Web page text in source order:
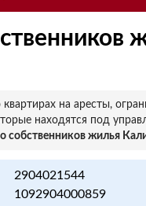
на аресты,
находятся под
собственников жилья
2904021544
1092904000859